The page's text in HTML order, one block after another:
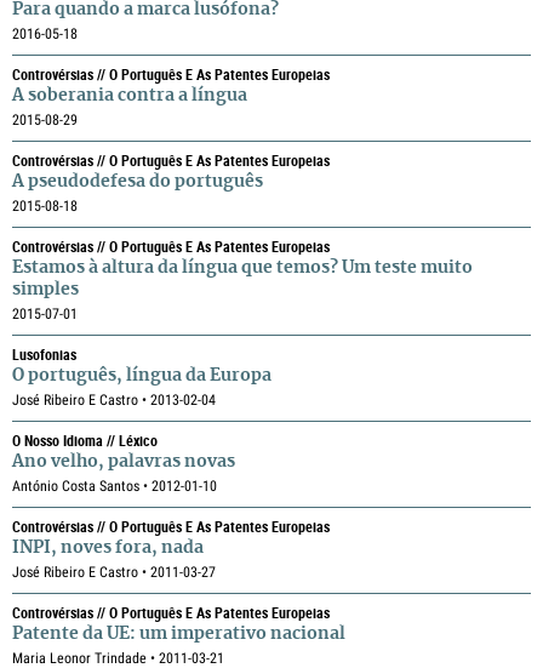
Para quando a marca lusófona?
2016-05-18
Controvérsias // O Português E As Patentes Europeias
A soberania contra a língua
2015-08-29
Controvérsias // O Português E As Patentes Europeias
A pseudodefesa do português
2015-08-18
Controvérsias // O Português E As Patentes Europeias
Estamos à altura da língua que temos? Um teste muito
simples
2015-07-01
Lusofonias
O português, língua da Europa
José Ribeiro E Castro • 2013-02-04
O Nosso Idioma // Léxico
Ano velho, palavras novas
António Costa Santos • 2012-01-10
Controvérsias // O Português E As Patentes Europeias
INPI, noves fora, nada
José Ribeiro E Castro • 2011-03-27
Controvérsias // O Português E As Patentes Europeias
Patente da UE: um imperativo nacional
Maria Leonor Trindade • 2011-03-21